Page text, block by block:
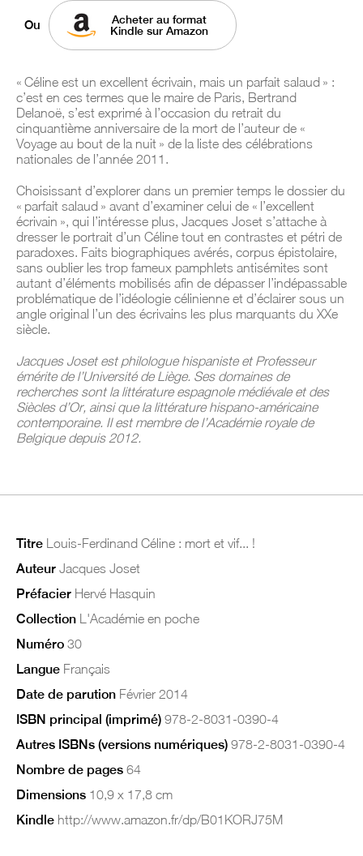
Ou
Acheter au format
Kindle sur Amazon
« Céline est un excellent écrivain, mais un parfait salaud » :
c’est en ces termes que le maire de Paris, Bertrand
Delanoë, s’est exprimé à l’occasion du retrait du
cinquantième anniversaire de la mort de l’auteur de «
Voyage au bout de la nuit » de la liste des célébrations
nationales de l’année 2011.
Choisissant d’explorer dans un premier temps le dossier du
« parfait salaud » avant d’examiner celui de « l’excellent
écrivain », qui l’intéresse plus, Jacques Joset s’attache à
dresser le portrait d’un Céline tout en contrastes et pétri de
paradoxes. Faits biographiques avérés, corpus épistolaire,
sans oublier les trop fameux pamphlets antisémites sont
autant d’éléments mobilisés afin de dépasser l’indépassable
problématique de l’idéologie célinienne et d’éclairer sous un
angle original l’un des écrivains les plus marquants du XXe
siècle.
Jacques Joset est philologue hispaniste et Professeur
émérite de l’Université de Liège. Ses domaines de
recherches sont la littérature espagnole médiévale et des
Siècles d’Or, ainsi que la littérature hispano-américaine
contemporaine. Il est membre de l’Académie royale de
Belgique depuis 2012.
Titre Louis-Ferdinand Céline : mort et vif... !
Auteur Jacques Joset
Préfacier Hervé Hasquin
Collection L'Académie en poche
Numéro 30
Langue Français
Date de parution Février 2014
ISBN principal (imprimé) 978-2-8031-0390-4
Autres ISBNs (versions numériques) 978-2-8031-0390-4
Nombre de pages 64
Dimensions 10,9 x 17,8 cm
Kindle http://www.amazon.fr/dp/B01KORJ75M